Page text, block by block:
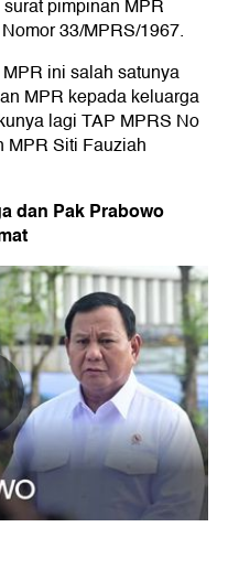
pimpinan MPR
33/MPRS/1967.
ini salah satunya
MPR kepada keluarga
lagi TAP MPRS No
MPR Siti Fauziah
dan Pak Prabowo